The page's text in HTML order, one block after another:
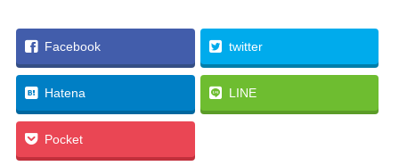
Facebook twitter
Hatena LINE
Pocket